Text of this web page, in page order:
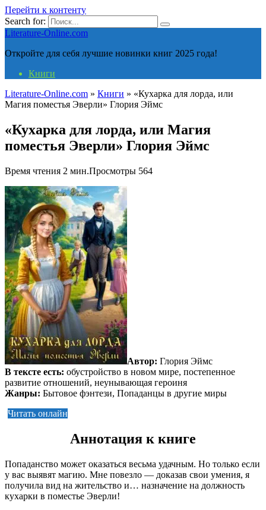
Перейти к контенту
Search for:
Literature-Online.com
Откройте для себя лучшие новинки книг 2025 года!
Книги
Literature-Online.com » Книги » «Кухарка для лорда, или
Магия поместья Эверли» Глория Эймс
«Кухарка для лорда, или Магия
поместья Эверли» Глория Эймс
Время чтения 2 мин.Просмотры 564
Автор: Глория Эймс
В тексте есть: обустройство в новом мире, постепенное
развитие отношений, неунывающая героиня
Жанры: Бытовое фэнтези, Попаданцы в другие миры
Читать онлайн
Аннотация к книге
Попаданство может оказаться весьма удачным. Но только если
у вас выявят магию. Мне повезло — доказав свои умения, я
получила вид на жительство и… назначение на должность
кухарки в поместье Эверли!